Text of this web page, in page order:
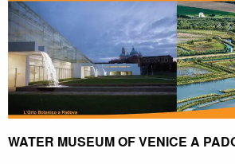
WATER MUSEUM OF VENICE A